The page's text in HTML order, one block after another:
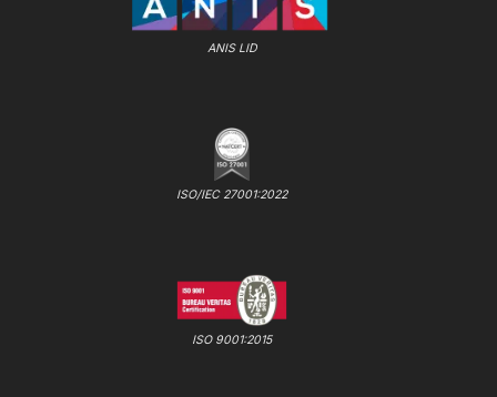
ANIS LID
ISO/IEC 27001:2022
ISO 9001:2015